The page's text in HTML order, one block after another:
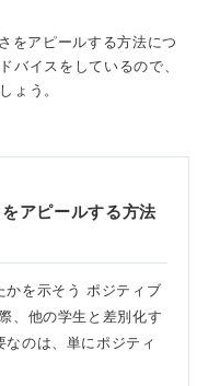
の人を巻き込んでモ
非常に重要な人材で
必要である人材であ
と共にアピールして
をアピールする方法につ
バイスをしているので、
ょう。
アピールする方法
かを示そう ポジティブ
、他の学生と差別化す
のは、単にポジティ